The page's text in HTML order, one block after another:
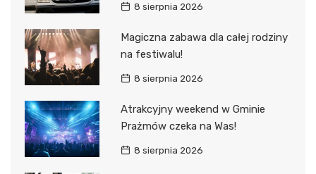
8 sierpnia 2026
Magiczna zabawa dla całej rodziny
na festiwalu!
8 sierpnia 2026
Atrakcyjny weekend w Gminie
Prażmów czeka na Was!
8 sierpnia 2026